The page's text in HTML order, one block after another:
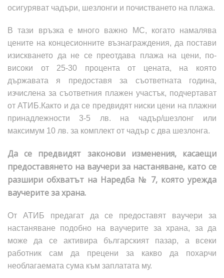
осигуряват чадъри, шезлонги и почистването на плажа.
В тази връзка е много важно МС, когато намалява
цените на концесионните възнаграждения, да постави
изискването да не се преотдава плажа на цени, по-
високи от 25-30 процента от цената, на която
държавата я предоставя за съответната година,
изчислена за съответния плажен участък, подчертават
от АТИБ.Както и да се предвидят ниски цени на плажни
принадлежности 3-5 лв. на чадър/шезлонг или
максимум 10 лв. за комплект от чадър с два шезлонга.
Да се предвидят законови изменения, касаещи
предоставянето на ваучери за настаняване, като се
разшири обхватът на Наредба № 7, която урежда
ваучерите за храна.
От АТИБ предагат да се предоставят ваучери за
настаняване подобно на ваучерите за храна, за да
може да се активира българският пазар, а всеки
работник сам да прецени за какво да похарчи
необлагаемата сума към заплатата му.